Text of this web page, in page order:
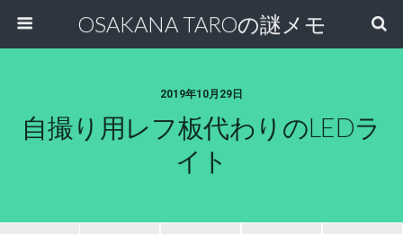
OSAKANA TAROの謎メモ
2019年10月29日
自撮り用レフ板代わりのLEDラ
イト